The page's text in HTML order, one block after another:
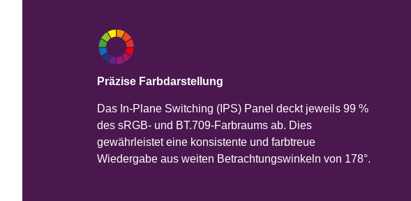
Präzise Farbdarstellung
Das In-Plane Switching (IPS) Panel deckt jeweils 99 %
des sRGB- und BT.709-Farbraums ab. Dies
gewährleistet eine konsistente und farbtreue
Wiedergabe aus weiten Betrachtungswinkeln von 178°.